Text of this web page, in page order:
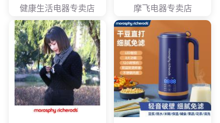
健康生活电器专卖店 摩飞电器专卖店